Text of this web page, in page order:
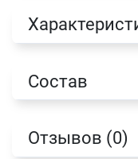
Состав
Отзывов (0)
Оформить